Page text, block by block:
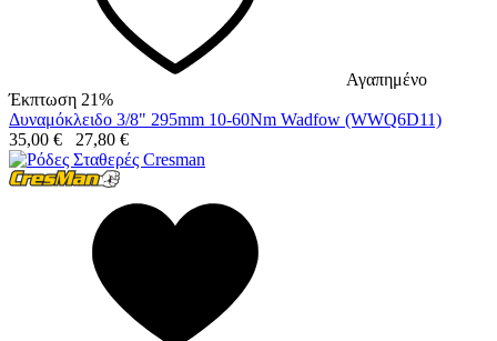
Αγαπημένο
Έκπτωση 21%
Δυναμόκλειδο 3/8" 295mm 10-60Nm Wadfow (WWQ6D11)
35,00 € 27,80 €